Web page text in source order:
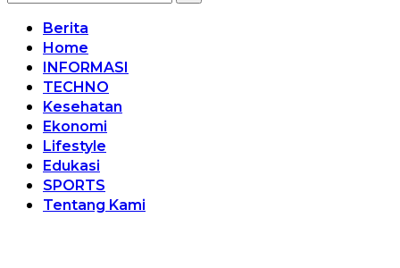
Berita
Home
INFORMASI
TECHNO
Kesehatan
Ekonomi
Lifestyle
Edukasi
SPORTS
Tentang Kami